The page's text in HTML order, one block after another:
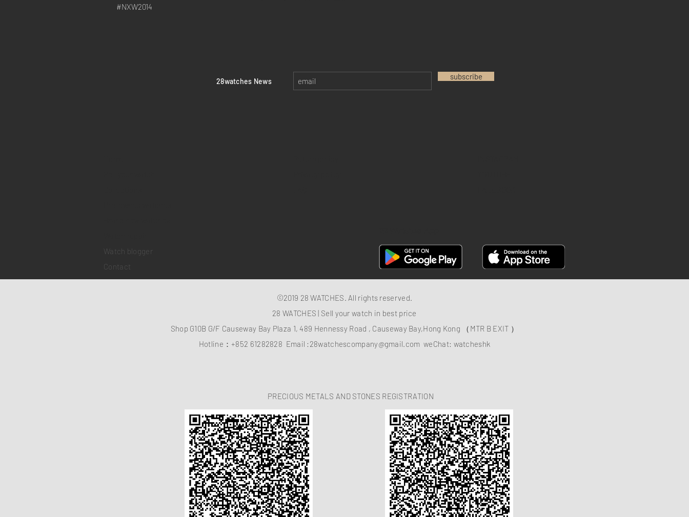
#NXW2014
​28watches News
subscribe
Watch blogger
Contact
©2019 28 WATCHES. All rights reserved.
28 WATCHES | Sell your watch in best price
Shop G10B G/F Causeway Bay Plaza 1, 489 Hennessy Road , Causeway Bay,Hong Kong （MTR B EXIT ）
Hotline：+852 61282828 Email : 28watchescompany@gmail.com weChat: watcheshk
PRECIOUS METALS AND STONES REGISTRATION